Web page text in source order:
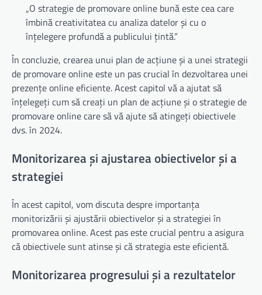
„O strategie de promovare online bună este cea care
îmbină creativitatea cu analiza datelor și cu o
înțelegere profundă a publicului țintă.”
În concluzie, crearea unui plan de acțiune și a unei strategii
de promovare online este un pas crucial în dezvoltarea unei
prezențe online eficiente. Acest capitol vă a ajutat să
înțelegeți cum să creați un plan de acțiune și o strategie de
promovare online care să vă ajute să atingeți obiectivele
dvs. în 2024.
Monitorizarea și ajustarea obiectivelor și a
strategiei
În acest capitol, vom discuta despre importanța
monitorizării și ajustării obiectivelor și a strategiei în
promovarea online. Acest pas este crucial pentru a asigura
că obiectivele sunt atinse și că strategia este eficientă.
Monitorizarea progresului și a rezultatelor